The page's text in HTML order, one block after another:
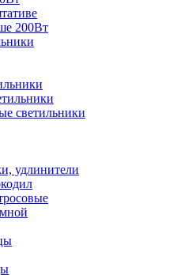
200Вт
светильники
удлинители